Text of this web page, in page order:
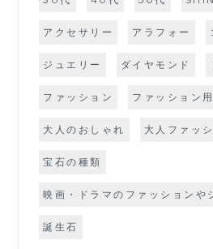
アクセサリー アラフォー
ジュエリー ダイヤモンド
ファッション ファッション
大人のおしゃれ 大人ファッ
宝石の種類
映画・ドラマのファッションや
誕生石